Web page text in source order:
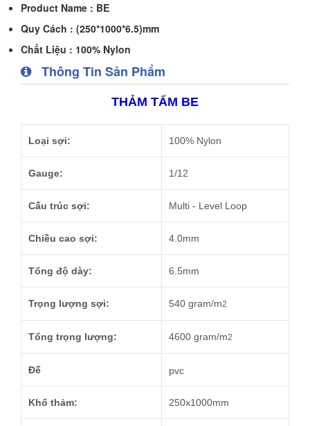
Product Name : BE
Quy Cách : (250*1000*6.5)mm
Chất Liệu : 100% Nylon
Thông Tin Sản Phẩm
THẢM TẤM BE
Loại sợi: 100% Nylon
Gauge: 1/12
Cấu trúc sợi: Multi - Level Loop
Chiều cao sợi: 4.0mm
Tổng độ dày: 6.5mm
Trọng lượng sợi: 540 gram/m2
Tổng trọng lượng: 4600 gram/m2
Đế pvc
Khổ thảm: 250x1000mm